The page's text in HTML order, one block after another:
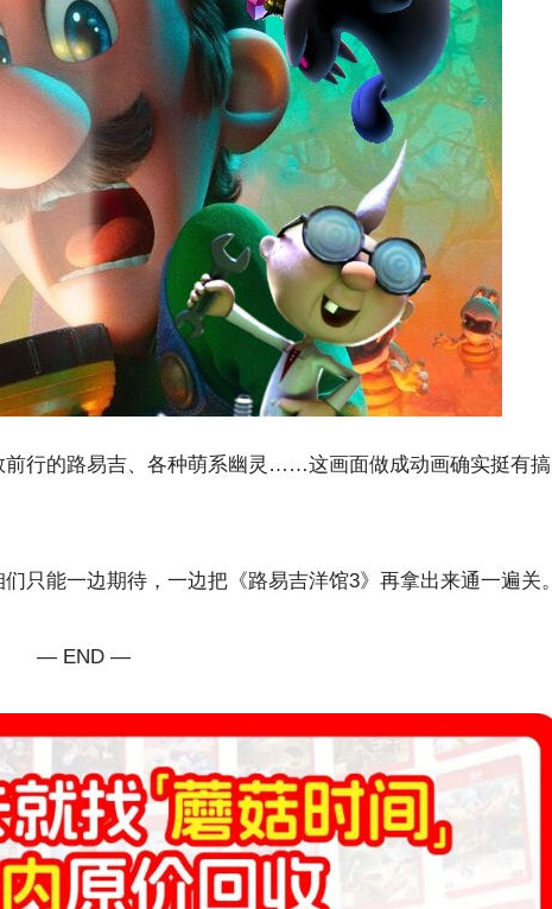
前行的路易吉、各种萌系幽灵……这画面做成动画确实挺有搞
只能一边期待，一边把《路易吉洋馆3》再拿出来通一遍关。
— END —